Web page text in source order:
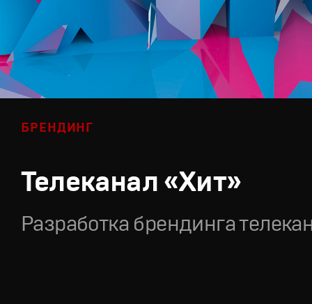
БРЕНДИНГ
Телеканал «Хит»
Разработка брендинга